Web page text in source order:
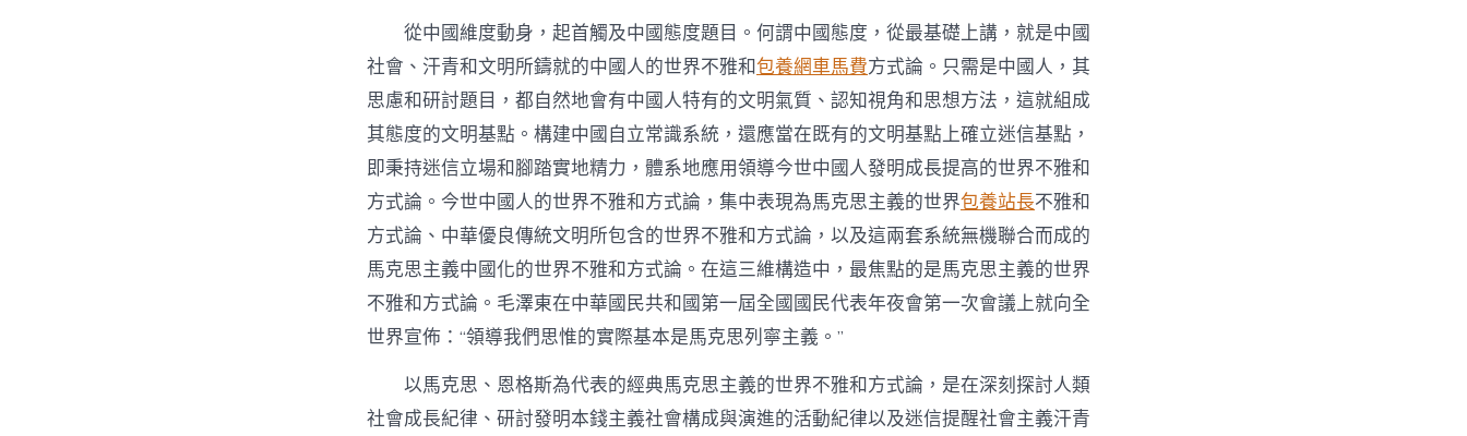
基
礎
任
務〉
中
從中國維度動身，起首觸及中國態度題目。何謂中國態度，從最基礎上講，就是中國
社會、汗青和文明所鑄就的中國人的世界不雅和包養網車馬費方式論。只需是中國人，其
思慮和研討題目，都自然地會有中國人特有的文明氣質、認知視角和思想方法，這就組成
其態度的文明基點。構建中國自立常識系統，還應當在既有的文明基點上確立迷信基點，
即秉持迷信立場和腳踏實地精力，體系地應用領導今世中國人發明成長提高的世界不雅和
方式論。今世中國人的世界不雅和方式論，集中表現為馬克思主義的世界包養站長不雅和
方式論、中華優良傳統文明所包含的世界不雅和方式論，以及這兩套系統無機聯合而成的
馬克思主義中國化的世界不雅和方式論。在這三維構造中，最焦點的是馬克思主義的世界
不雅和方式論。毛澤東在中華國民共和國第一屆全國國民代表年夜會第一次會議上就向全
世界宣佈：“領導我們思惟的實際基本是馬克思列寧主義。”
以馬克思、恩格斯為代表的經典馬克思主義的世界不雅和方式論，是在深刻探討人類
社會成長紀律、研討發明本錢主義社會構成與演進的活動紀律以及迷信提醒社會主義汗青